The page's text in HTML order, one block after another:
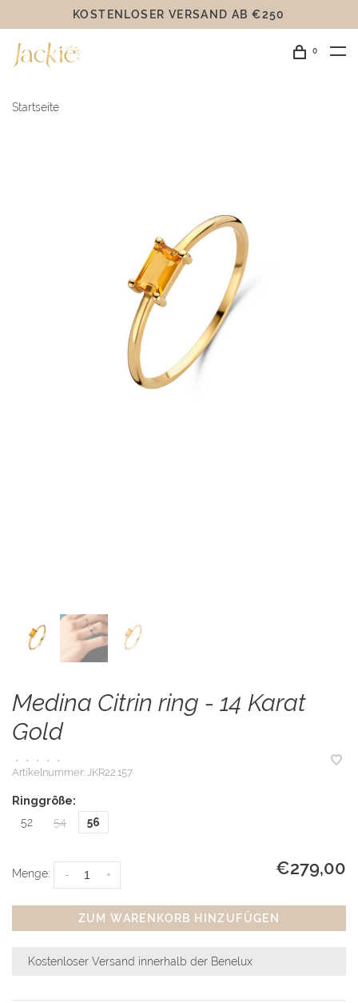
KOSTENLOSER VERSAND AB €250
0
Startseite
Medina Citrin ring - 14 Karat
Gold
• • • •
•
Artikelnummer: JKR22.157
Ringgröße:
52
54 56
Menge: +
- €279,00
ZUM WARENKORB HINZUFÜGEN
Kostenloser Versand innerhalb der Benelux